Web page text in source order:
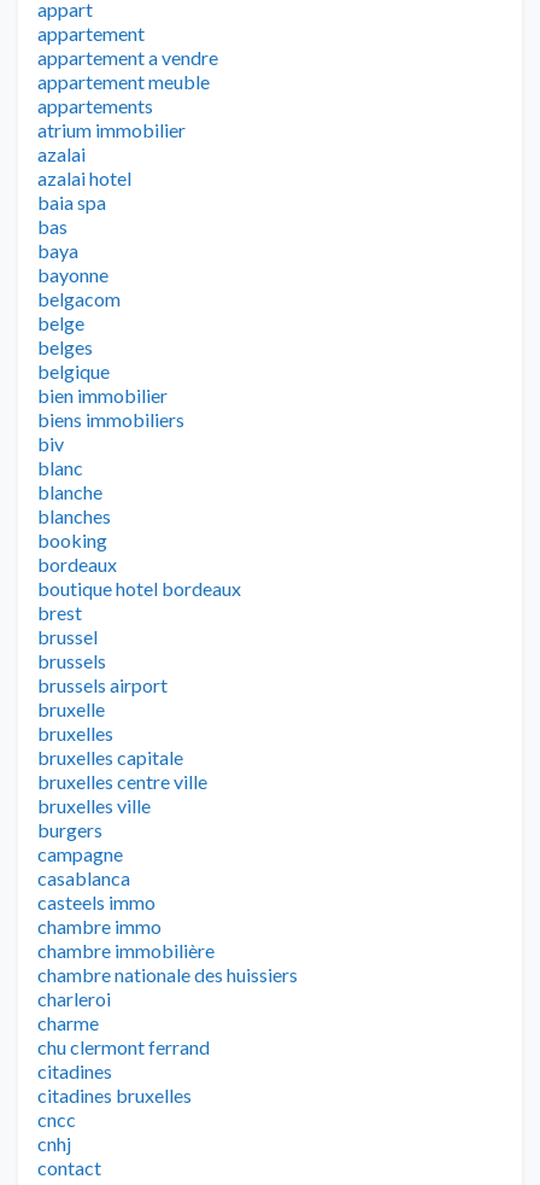
appart
appartement
appartement a vendre
appartement meuble
appartements
atrium immobilier
azalai
azalai hotel
baia spa
bas
baya
bayonne
belgacom
belge
belges
belgique
bien immobilier
biens immobiliers
biv
blanc
blanche
blanches
booking
bordeaux
boutique hotel bordeaux
brest
brussel
brussels
brussels airport
bruxelle
bruxelles
bruxelles capitale
bruxelles centre ville
bruxelles ville
burgers
campagne
casablanca
casteels immo
chambre immo
chambre immobilière
chambre nationale des huissiers
charleroi
charme
chu clermont ferrand
citadines
citadines bruxelles
cncc
cnhj
contact